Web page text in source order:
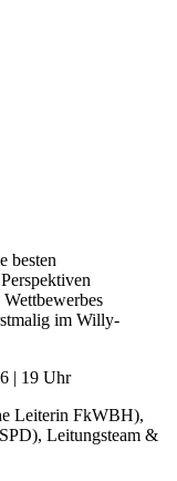
besten
Wettbewerbes
im Willy-
| 19 Uhr
Leiterin FkWBH),
Leitungsteam &